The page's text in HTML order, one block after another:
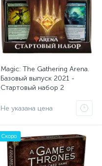
Magic: The Gathering Arena.
Базовый выпуск 2021 -
Стартовый набор 2
Не указана цена
Скоро